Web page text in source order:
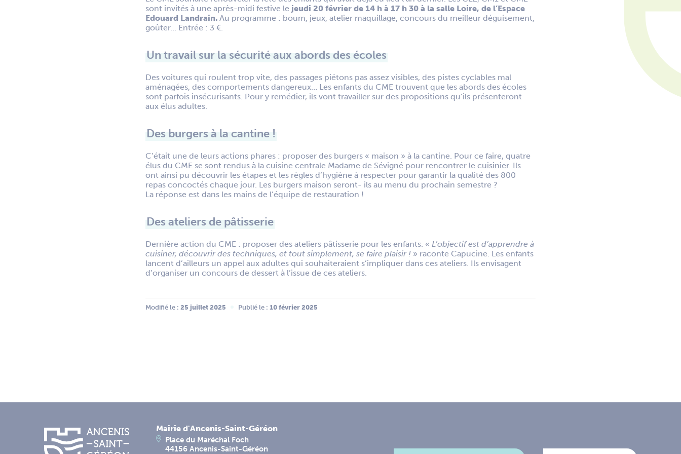
sont invités à une après-midi festive le jeudi 20 février de 14 h à 17 h 30 à la salle Loire, de l’Espace
Edouard Landrain. Au programme : boum, jeux, atelier maquillage, concours du meilleur déguisement,
goûter… Entrée : 3 €.
Un travail sur la sécurité aux abords des écoles
Des voitures qui roulent trop vite, des passages piétons pas assez visibles, des pistes cyclables mal
aménagées, des comportements dangereux… Les enfants du CME trouvent que les abords des écoles
sont parfois insécurisants. Pour y remédier, ils vont travailler sur des propositions qu’ils présenteront
aux élus adultes.
Des burgers à la cantine !
C’était une de leurs actions phares : proposer des burgers « maison » à la cantine. Pour ce faire, quatre
élus du CME se sont rendus à la cuisine centrale Madame de Sévigné pour rencontrer le cuisinier. Ils
ont ainsi pu découvrir les étapes et les règles d’hygiène à respecter pour garantir la qualité des 800
repas concoctés chaque jour. Les burgers maison seront- ils au menu du prochain semestre ?
La réponse est dans les mains de l’équipe de restauration !
Des ateliers de pâtisserie
Dernière action du CME : proposer des ateliers pâtisserie pour les enfants. « L’objectif est d’apprendre à
cuisiner, découvrir des techniques, et tout simplement, se faire plaisir ! » raconte Capucine. Les enfants
lancent d’ailleurs un appel aux adultes qui souhaiteraient s’impliquer dans ces ateliers. Ils envisagent
d’organiser un concours de dessert à l’issue de ces ateliers.
Modifié le : 25 juillet 2025 Publié le : 10 février 2025
Mairie d'Ancenis-Saint-Géréon
Place du Maréchal Foch
44156 Ancenis-Saint-Géréon